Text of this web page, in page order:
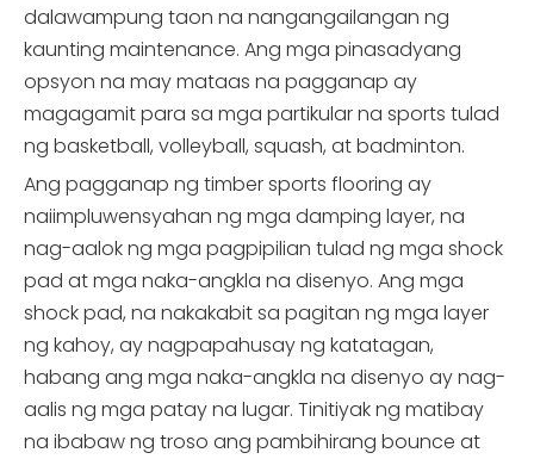
dalawampung taon na nangangailangan ng
kaunting maintenance. Ang mga pinasadyang
opsyon na may mataas na pagganap ay
magagamit para sa mga partikular na sports tulad
ng basketball, volleyball, squash, at badminton.
Ang pagganap ng timber sports flooring ay
naiimpluwensyahan ng mga damping layer, na
nag-aalok ng mga pagpipilian tulad ng mga shock
pad at mga naka-angkla na disenyo. Ang mga
shock pad, na nakakabit sa pagitan ng mga layer
ng kahoy, ay nagpapahusay ng katatagan,
habang ang mga naka-angkla na disenyo ay nag-
aalis ng mga patay na lugar. Tinitiyak ng matibay
na ibabaw ng troso ang pambihirang bounce at